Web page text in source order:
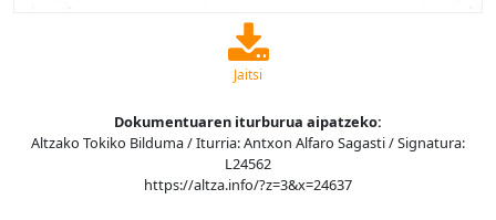
Jaitsi
Dokumentuaren iturburua aipatzeko:
Altzako Tokiko Bilduma / Iturria: Antxon Alfaro Sagasti / Signatura:
L24562
https://altza.info/?z=3&x=24637